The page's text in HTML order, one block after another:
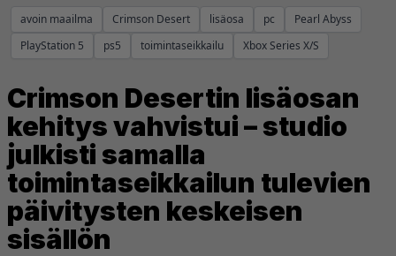
avoin maailma Crimson Desert lisäosa pc
Pearl Abyss
PlayStation 5
ps5 toimintaseikkailu Xbox Series X/S
Crimson Desertin lisäosan
kehitys vahvistui – studio
julkisti samalla
toimintaseikkailun tulevien
päivitysten keskeisen
sisällön